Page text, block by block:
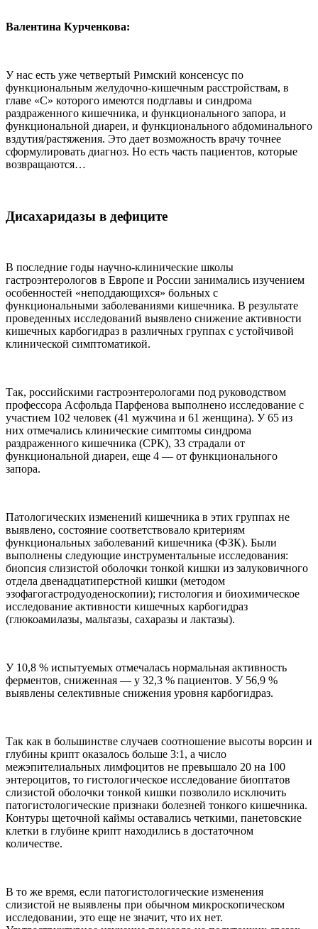
Валентина Курченкова:
У нас есть уже четвертый Римский консенсус по
функциональным желудочно-кишечным расстройствам, в
главе «С» которого имеются подглавы и синдрома
раздраженного кишечника, и функционального запора, и
функциональной диареи, и функционального абдоминального
вздутия/растяжения. Это дает возможность врачу точнее
сформулировать диагноз. Но есть часть пациентов, которые
возвращаются…
Дисахаридазы в дефиците
В последние годы научно-клинические школы
гастроэнтерологов в Европе и России занимались изучением
особенностей «неподдающихся» больных с
функциональными заболеваниями кишечника. В результате
проведенных исследований выявлено снижение активности
кишечных карбогидраз в различных группах с устойчивой
клинической симптоматикой.
Так, российскими гастроэнтерологами под руководством
профессора Асфольда Парфенова выполнено исследование с
участием 102 человек (41 мужчина и 61 женщина). У 65 из
них отмечались клинические симптомы синдрома
раздраженного кишечника (СРК), 33 страдали от
функциональной диареи, еще 4 — от функционального
запора.
Патологических изменений кишечника в этих группах не
выявлено, состояние соответствовало критериям
функциональных заболеваний кишечника (ФЗК). Были
выполнены следующие инструментальные исследования:
биопсия слизистой оболочки тонкой кишки из залуковичного
отдела двенадцатиперстной кишки (методом
эзофагогастродуоденоскопии); гистология и биохимическое
исследование активности кишечных карбогидраз
(глюкоамилазы, мальтазы, сахаразы и лактазы).
У 10,8 % испытуемых отмечалась нормальная активность
ферментов, сниженная — у 32,3 % пациентов. У 56,9 %
выявлены селективные снижения уровня карбогидраз.
Так как в большинстве случаев соотношение высоты ворсин и
глубины крипт оказалось больше 3:1, а число
межэпителиальных лимфоцитов не превышало 20 на 100
энтероцитов, то гистологическое исследование биоптатов
слизистой оболочки тонкой кишки позволило исключить
патогистологические признаки болезней тонкого кишечника.
Контуры щеточной каймы оставались четкими, панетовские
клетки в глубине крипт находились в достаточном
количестве.
В то же время, если патогистологические изменения
слизистой не выявлены при обычном микроскопическом
исследовании, это еще не значит, что их нет.